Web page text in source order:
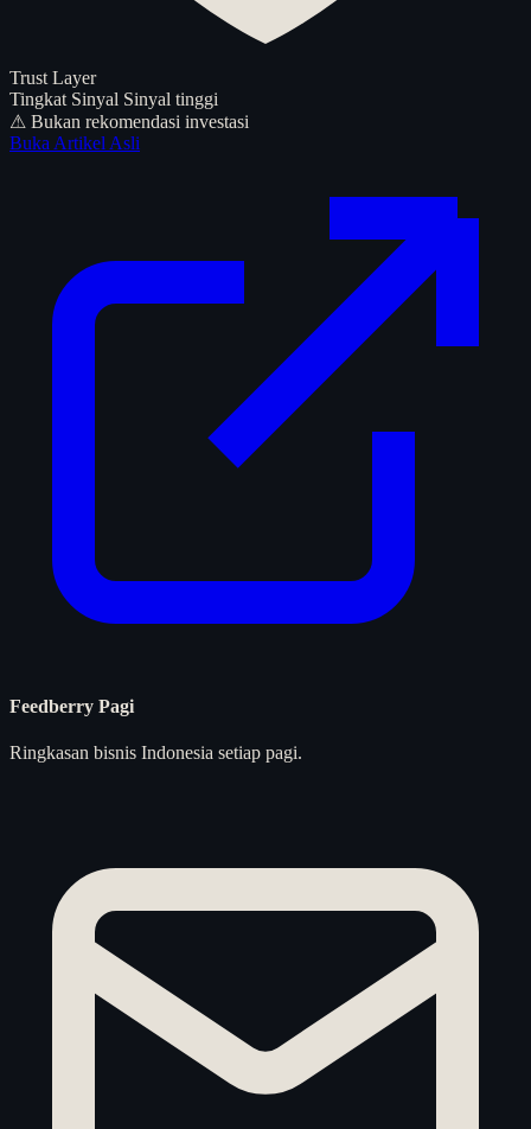
Trust Layer
Tingkat Sinyal Sinyal tinggi
⚠ Bukan rekomendasi investasi
Buka Artikel Asli
Feedberry Pagi
Ringkasan bisnis Indonesia setiap pagi.